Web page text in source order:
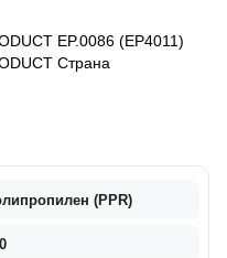
EP.0086 (EP4011)
Страна
(PPR)